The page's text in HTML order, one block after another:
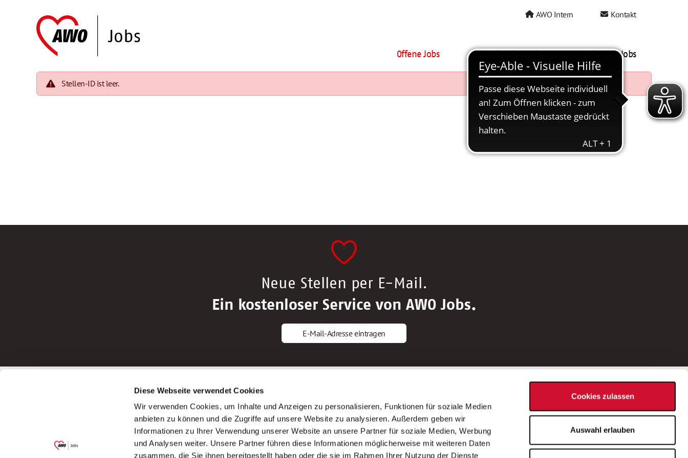
Diese Webseite verwendet Cookies
Wir verwenden Cookies, um Inhalte und Anzeigen zu personalisieren, Funktionen für soziale Medien
anbieten zu können und die Zugriffe auf unsere Website zu analysieren. Außerdem geben wir
Informationen zu Ihrer Verwendung unserer Website an unsere Partner für soziale Medien, Werbung
und Analysen weiter. Unsere Partner führen diese Informationen möglicherweise mit weiteren Daten
zusammen, die Sie ihnen bereitgestellt haben oder die sie im Rahmen Ihrer Nutzung der Dienste
Cookies zulassen
Auswahl erlauben
AWO Intern Kontakt
Offene Jobs AWO als Arbeitgeber Mein AWO Jobs
Stellen-ID ist leer.
Neue Stellen per E-Mail.
Ein kostenloser Service von AWO Jobs.
E-Mail-Adresse eintragen
Garitz Bewirtschaftungsbetriebe GmbH
(Ein Tochterunternehmen des AWO
Bezirksverbandes Unterfranken e.V.)
Bewerbungstipps
Bewerbung als Altenpfleger*in
Bewerbung als Krankenpfleger*in
Bewerbung als Altenpflegehelfer*in
Bewerbung als Erzieher*in
AWO Gliederungen nach Bundesland
Stellenangebote nach Bundesländern
Sitemap
Impressum
Datenschutz
Bei Fragen zu einer Stellenausschreibung
wenden Sie sich bitte an die*den in der
Stellenausschreibung genannte*n